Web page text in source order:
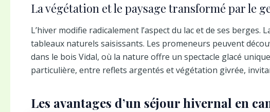
La végétation et le paysage transformé par le
L’hiver modifie radicalement l’aspect du lac et de ses
tableaux naturels saisissants. Les promeneurs peuvent
dans le bois Vidal, où la nature offre un spectacle glacé
particulière, entre reflets argentés et végétation givrée,
Les avantages d’un séjour hivernal en